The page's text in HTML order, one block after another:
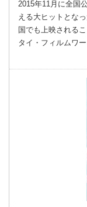
2015年11月に全国
える大ヒットとな
国でも上映される
タイ・フィルムワ